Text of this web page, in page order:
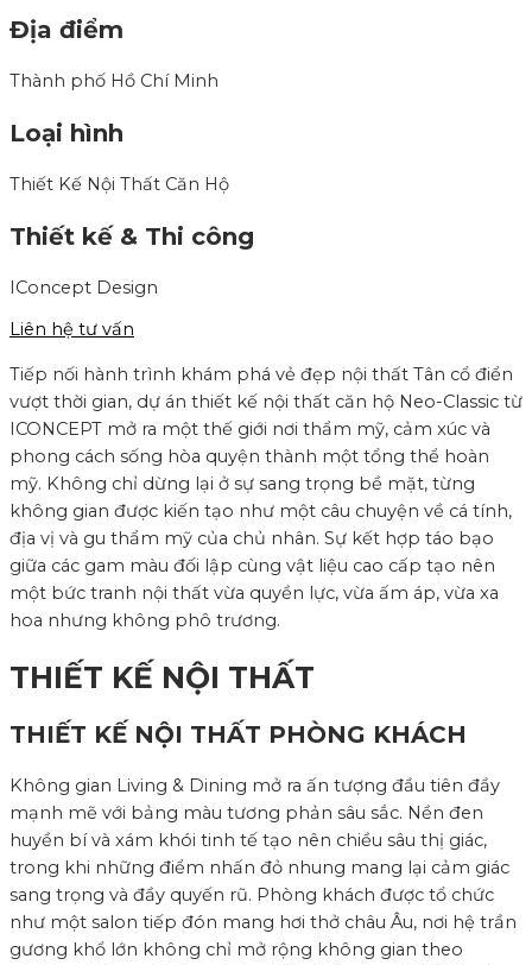
Địa điểm
Thành phố Hồ Chí Minh
Loại hình
Thiết Kế Nội Thất Căn Hộ
Thiết kế & Thi công
IConcept Design
Liên hệ tư vấn
Tiếp nối hành trình khám phá vẻ đẹp nội thất Tân cổ điển
vượt thời gian, dự án thiết kế nội thất căn hộ Neo-Classic từ
ICONCEPT mở ra một thế giới nơi thẩm mỹ, cảm xúc và
phong cách sống hòa quyện thành một tổng thể hoàn
mỹ. Không chỉ dừng lại ở sự sang trọng bề mặt, từng
không gian được kiến tạo như một câu chuyện về cá tính,
địa vị và gu thẩm mỹ của chủ nhân. Sự kết hợp táo bạo
giữa các gam màu đối lập cùng vật liệu cao cấp tạo nên
một bức tranh nội thất vừa quyền lực, vừa ấm áp, vừa xa
hoa nhưng không phô trương.
THIẾT KẾ NỘI THẤT
THIẾT KẾ NỘI THẤT PHÒNG KHÁCH
Không gian Living & Dining mở ra ấn tượng đầu tiên đầy
mạnh mẽ với bảng màu tương phản sâu sắc. Nền đen
huyền bí và xám khói tinh tế tạo nên chiều sâu thị giác,
trong khi những điểm nhấn đỏ nhung mang lại cảm giác
sang trọng và đầy quyến rũ. Phòng khách được tổ chức
như một salon tiếp đón mang hơi thở châu Âu, nơi hệ trần
gương khổ lớn không chỉ mở rộng không gian theo